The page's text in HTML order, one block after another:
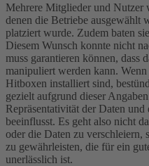
Mehrere Mitglieder und Nutzer
denen die Betriebe ausgewählt
platziert wurde. Zudem baten
Diesem Wunsch konnte nicht
muss garantieren können, dass
manipuliert werden kann.
Hitboxen installiert sind,
gezielt aufgrund dieser
Repräsentativität der Daten
beeinflusst. Es geht also nicht
oder die Daten zu verschleiern,
zu gewährleisten, die für ein
unerlässlich ist.